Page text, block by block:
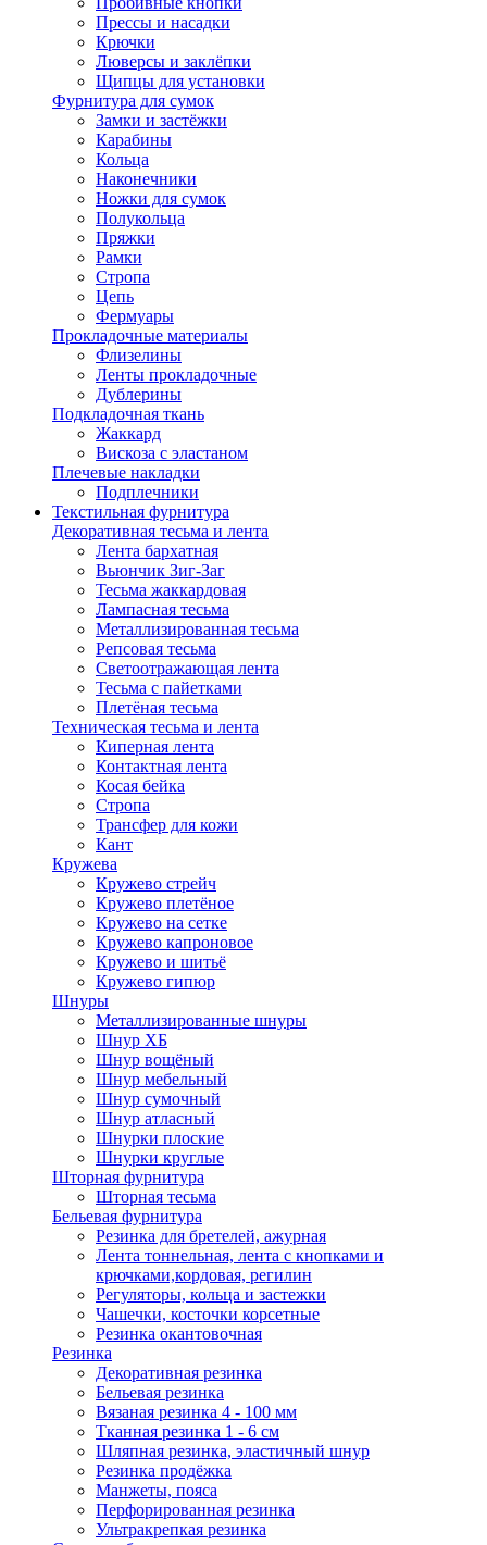
Прессы и насадки
Крючки
Люверсы и заклёпки
Щипцы для установки
Фурнитура для сумок
Замки и застёжки
Карабины
Кольца
Наконечники
Ножки для сумок
Полукольца
Пряжки
Рамки
Стропа
Цепь
Фермуары
Прокладочные материалы
Флизелины
Ленты прокладочные
Дублерины
Подкладочная ткань
Жаккард
Вискоза с эластаном
Плечевые накладки
Подплечники
Текстильная фурнитура
Декоративная тесьма и лента
Лента бархатная
Вьюнчик Зиг-Заг
Тесьма жаккардовая
Лампасная тесьма
Металлизированная тесьма
Репсовая тесьма
Светоотражающая лента
Тесьма с пайетками
Плетёная тесьма
Техническая тесьма и лента
Киперная лента
Контактная лента
Косая бейка
Стропа
Трансфер для кожи
Кант
Кружева
Кружево стрейч
Кружево плетёное
Кружево на сетке
Кружево капроновое
Кружево и шитьё
Кружево гипюр
Шнуры
Металлизированные шнуры
Шнур ХБ
Шнур вощёный
Шнур мебельный
Шнур сумочный
Шнур атласный
Шнурки плоские
Шнурки круглые
Шторная фурнитура
Шторная тесьма
Бельевая фурнитура
Резинка для бретелей, ажурная
Лента тоннельная, лента с кнопками и
крючками,кордовая, регилин
Регуляторы, кольца и застежки
Чашечки, косточки корсетные
Резинка окантовочная
Резинка
Декоративная резинка
Бельевая резинка
Вязаная резинка 4 - 100 мм
Тканная резинка 1 - 6 см
Шляпная резинка, эластичный шнур
Резинка продёжка
Манжеты, пояса
Перфорированная резинка
Ультракрепкая резинка